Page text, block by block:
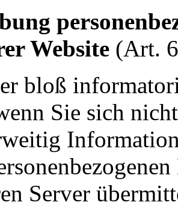
Website (Art.
bloß
Sie sich
Server